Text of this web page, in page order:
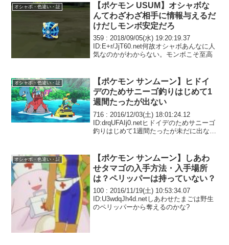
オシャボ・色違い・証
【ポケモン USUM】オシャボな
んてわざわざ相手に情報与えるだ
けだしモンボ安定だろ
359 : 2018/09/05(水) 19:20:19.37
ID:E+r/JjT60.net何故オシャボあんなに人
気なのかがわからない。モンボこそ至高
オシャボ・色違い・証
【ポケモン サンムーン】ヒドイ
デのためサニーゴ釣りはじめて1
週間たったが出ない
716 : 2016/12/03(土) 18:01:24.12
ID:drqUFAIj0.netヒドイデのためサニーゴ
釣りはじめて1週間たったが未だに出ない
オシャボ・色違い・証
【ポケモン サンムーン】しあわ
せタマゴの入手方法・入手場所
は？ペリッパーは持っていない？
100 : 2016/11/19(土) 10:53:34.07
ID:U3wdqJh4d.netしあわせたまごは野生
のペリッパーから奪えるのかな?